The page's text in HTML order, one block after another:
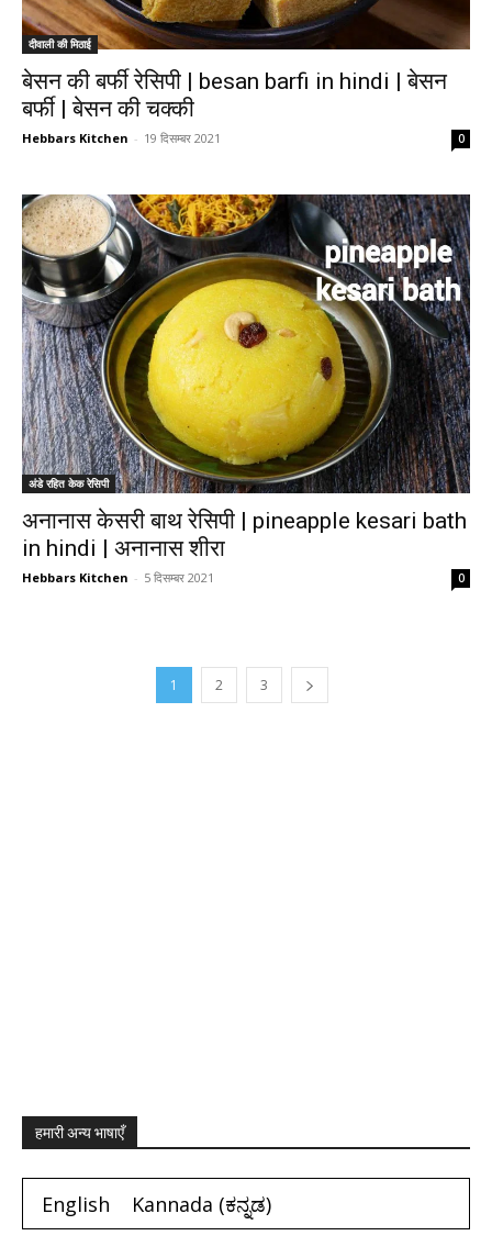
दीवाली की मिठाई
बेसन की बर्फी रेसिपी | besan barfi in hindi | बेसन
बर्फी | बेसन की चक्की
Hebbars Kitchen - 19 दिसम्बर 2021 0
अंडे रहित केक रेसिपी
अनानास केसरी बाथ रेसिपी | pineapple kesari bath
in hindi | अनानास शीरा
Hebbars Kitchen - 5 दिसम्बर 2021 0
1 2 3
हमारी अन्य भाषाएँ
English Kannada (ಕನ್ನಡ)